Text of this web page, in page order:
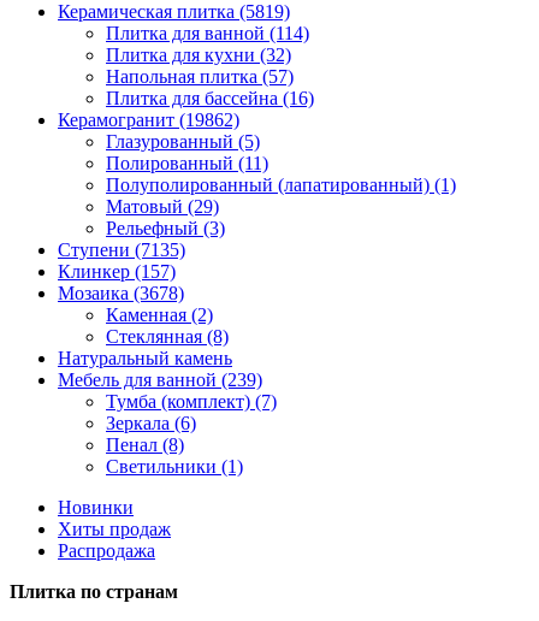
Керамическая плитка (5819)
Плитка для ванной (114)
Плитка для кухни (32)
Напольная плитка (57)
Плитка для бассейна (16)
Керамогранит (19862)
Глазурованный (5)
Полированный (11)
Полуполированный (лапатированный) (1)
Матовый (29)
Рельефный (3)
Ступени (7135)
Клинкер (157)
Мозаика (3678)
Каменная (2)
Стеклянная (8)
Натуральный камень
Мебель для ванной (239)
Тумба (комплект) (7)
Зеркала (6)
Пенал (8)
Светильники (1)
Новинки
Хиты продаж
Распродажа
Плитка по странам